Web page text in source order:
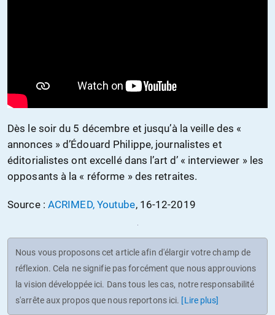
Dès le soir du 5 décembre et jusqu’à la veille des «
annonces » d’Édouard Philippe, journalistes et
éditorialistes ont excellé dans l’art d’ « interviewer » les
opposants à la « réforme » des retraites.
Source : ACRIMED, Youtube, 16-12-2019
Nous vous proposons cet article afin d'élargir votre champ de
réflexion. Cela ne signifie pas forcément que nous approuvions
la vision développée ici. Dans tous les cas, notre responsabilité
s'arrête aux propos que nous reportons ici. [Lire plus]